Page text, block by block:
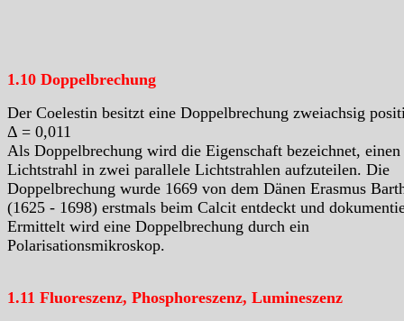
1.10 Doppelbrechung
Der Coelestin besitzt eine Doppelbrechung zweiachsig
Δ = 0,011
Als Doppelbrechung wird die Eigenschaft bezeichnet, einen
Lichtstrahl in zwei parallele Lichtstrahlen aufzuteilen. Die
Doppelbrechung wurde 1669 von dem Dänen Erasmus
(1625 - 1698) erstmals beim Calcit entdeckt und
Ermittelt wird eine Doppelbrechung durch ein
Polarisationsmikroskop.
1.11 Fluoreszenz, Phosphoreszenz, Lumineszenz